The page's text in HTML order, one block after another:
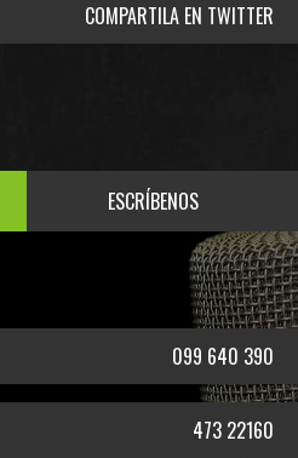
COMPARTILA EN TWITTER
ESCRÍBENOS
099 640 390
473 22160